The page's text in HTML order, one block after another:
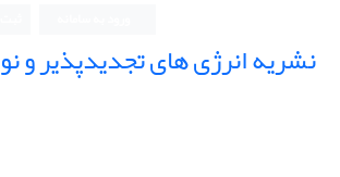
نشریه انرژی های تجدیدپذیر و نو